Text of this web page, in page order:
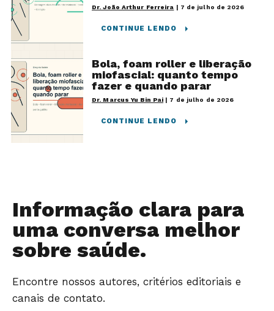
Dr. João Arthur Ferreira | 7 de julho de 2026
CONTINUE LENDO
Bola, foam roller e liberação
miofascial: quanto tempo
fazer e quando parar
Dr. Marcus Yu Bin Pai | 7 de julho de 2026
CONTINUE LENDO
Informação clara para
uma conversa melhor
sobre saúde.
Encontre nossos autores, critérios editoriais e
canais de contato.